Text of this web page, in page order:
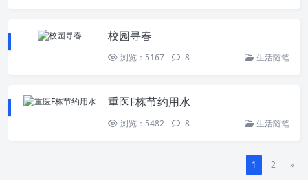
校园寻春
浏览：5167 8 生活随笔
重医F栋节约用水
浏览：5482 8 生活随笔
1 2 »